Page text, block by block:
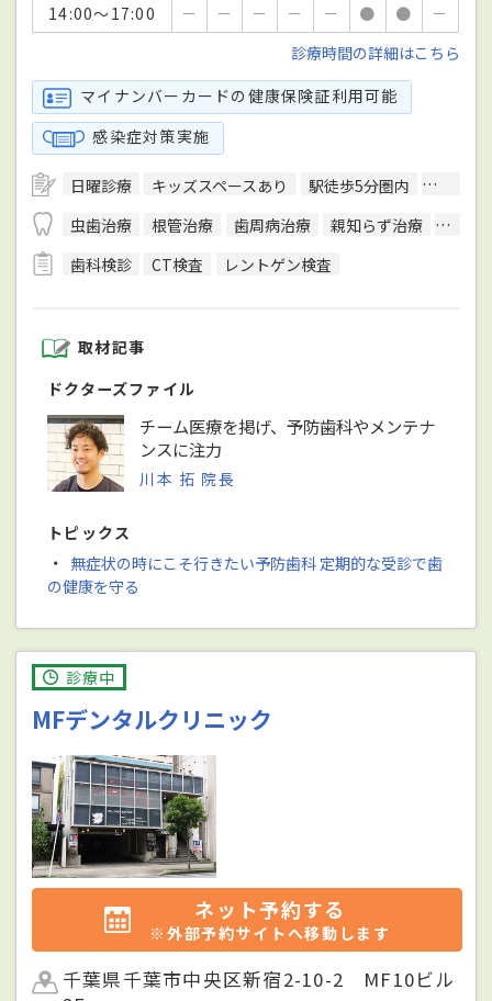
14:00～17:00
－ － － － － ● ●
－
診療時間の詳細はこちら
マイナンバーカードの健康保険証利用可能
感染症対策実施
日曜診療 キッズスペースあり 駅徒歩5分圏内
クレジ
虫歯治療
根管治療 歯周病治療 親知らず治療
顎関
歯科検診
CT検査 レントゲン検査
取材記事
ドクターズファイル
チーム医療を掲げ、予防歯科やメンテナ
ンスに注力
川本 拓 院長
トピックス
・ 無症状の時にこそ行きたい予防歯科 定期的な受診で歯
の健康を守る
診療中
MFデンタルクリニック
ネット予約する
※外部予約サイトへ移動します
千葉県千葉市中央区新宿2-10-2 MF10ビル